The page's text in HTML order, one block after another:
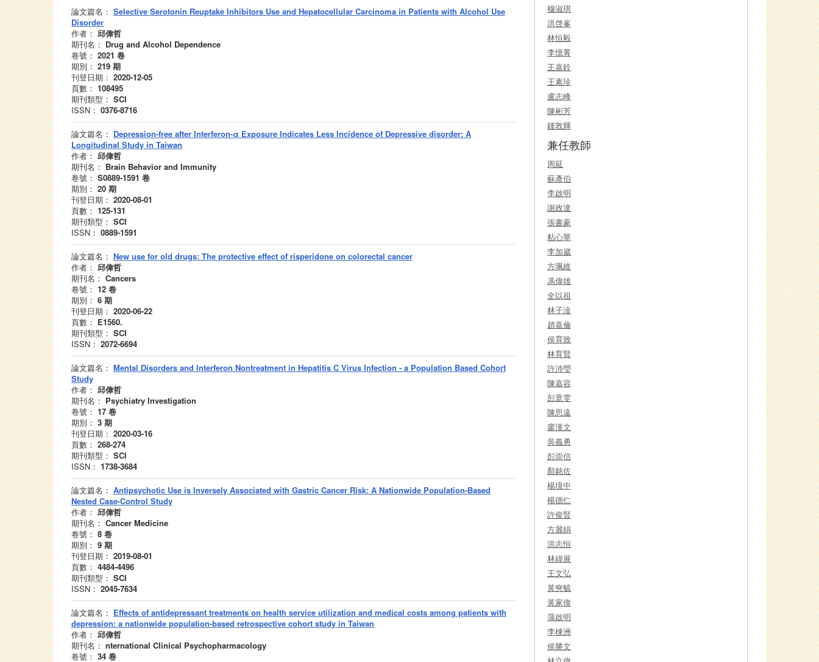
論文篇名： Selective Serotonin Reuptake Inhibitors Use and Hepatocellular Carcinoma in Patients with Alcohol Use
Disorder
作者： 邱偉哲
期刊名： Drug and Alcohol Dependence
卷號： 2021 卷
期別： 219 期
刊登日期： 2020-12-05
頁數： 108495
期刊類型： SCI
ISSN： 0376-8716
論文篇名： Depression-free after Interferon-α Exposure Indicates Less Incidence of Depressive disorder: A
Longitudinal Study in Taiwan
作者： 邱偉哲
期刊名： Brain Behavior and Immunity
卷號： S0889-1591 卷
期別： 20 期
刊登日期： 2020-08-01
頁數： 125-131
期刊類型： SCI
ISSN： 0889-1591
論文篇名： New use for old drugs: The protective effect of risperidone on colorectal cancer
作者： 邱偉哲
期刊名： Cancers
卷號： 12 卷
期別： 6 期
刊登日期： 2020-06-22
頁數： E1560.
期刊類型： SCI
ISSN： 2072-6694
論文篇名： Mental Disorders and Interferon Nontreatment in Hepatitis C Virus Infection - a Population Based Cohort
Study
作者： 邱偉哲
期刊名： Psychiatry Investigation
卷號： 17 卷
期別： 3 期
刊登日期： 2020-03-16
頁數： 268-274
期刊類型： SCI
ISSN： 1738-3684
論文篇名： Antipsychotic Use is Inversely Associated with Gastric Cancer Risk: A Nationwide Population-Based
Nested Case-Control Study
作者： 邱偉哲
期刊名： Cancer Medicine
卷號： 8 卷
期別： 9 期
刊登日期： 2019-08-01
頁數： 4484-4496
期刊類型： SCI
ISSN： 2045-7634
論文篇名： Effects of antidepressant treatments on health service utilization and medical costs among patients with
depression: a nationwide population-based retrospective cohort study in Taiwan
作者： 邱偉哲
期刊名： nternational Clinical Psychopharmacology
卷號： 34 卷
穆淑琪
洪啓峯
林恒毅
李憶菁
王嘉銓
王素珍
盧志峰
陳彬芳
鍾敦輝
兼任教師
周延
蘇彥伯
李啟明
謝政達
張書豪
粘心華
李加崴
方珮維
馮偉雄
全以祖
林子淦
趙嘉倫
侯育致
林育賢
許沛瑩
陳嘉容
彭薏雯
陳思遠
廖漢文
吳義勇
彭崇信
顏銘佐
楊境中
楊德仁
許俊賢
方麗娟
洪志恒
林緯展
王文弘
黃奭毓
黃家偉
蒲啟明
李棟洲
侯勝文